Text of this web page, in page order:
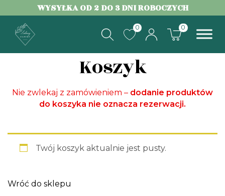
WYSYŁKA OD 2 DO 3 DNI ROBOCZYCH
0 0
Koszyk
Nie zwlekaj z zamówieniem – dodanie produktów
do koszyka nie oznacza rezerwacji.
Twój koszyk aktualnie jest pusty.
Wróć do sklepu